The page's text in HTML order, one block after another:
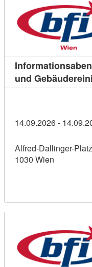
und
14.09.2026 -
Alfred-Dallinger-
1030 Wien